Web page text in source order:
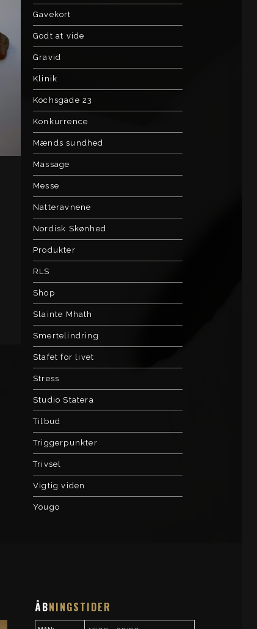
Gavekort
Godt at vide
Gravid
Klinik
Kochsgade 23
Konkurrence
Mænds sundhed
Massage
Messe
Natteravnene
Nordisk Skønhed
Produkter
RLS
Shop
Slainte Mhath
Smertelindring
Stafet for livet
Stress
Studio Statera
Tilbud
Triggerpunkter
Trivsel
Vigtig viden
Yougo
ÅBNINGSTIDER